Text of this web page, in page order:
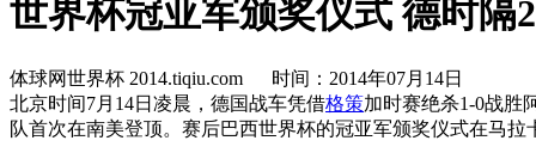
世界杯冠亚军颁奖仪式 德时隔
体球网世界杯 2014.tiqiu.com 时间：2014年07月14日
北京时间7月14日凌晨，德国战车凭借格策加时赛绝杀1-0战胜
队首次在南美登顶。赛后巴西世界杯的冠亚军颁奖仪式在马拉